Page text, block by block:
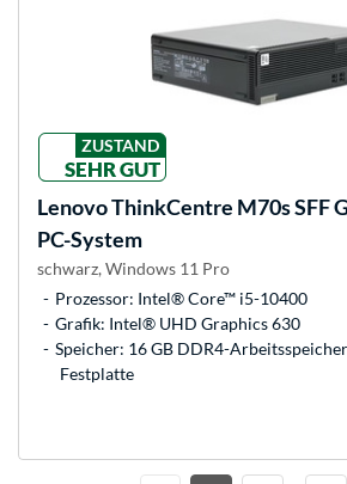
ZUSTAND
SEHR GUT
LenovoThinkCentre M70s SFF
PC-System
schwarz, Windows 11 Pro
Prozessor: Intel® Core™ i5-10400
Grafik: Intel® UHD Graphics 630
Speicher: 16 GB DDR4-
Festplatte